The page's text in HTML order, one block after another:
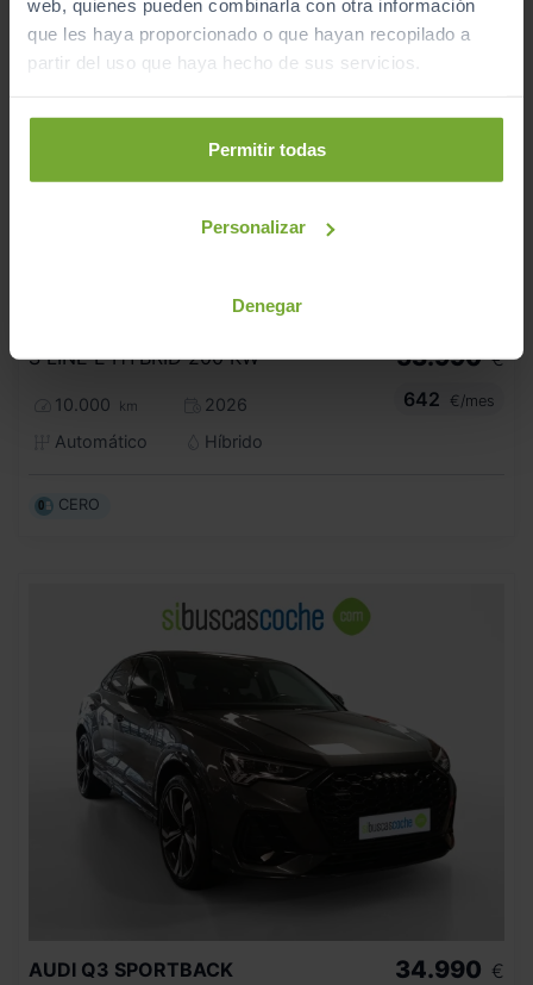
web, quienes pueden combinarla con otra información
que les haya proporcionado o que hayan recopilado a
partir del uso que haya hecho de sus servicios.
Permitir todas
Personalizar
Denegar
- 4.000
S LINE E HYBRID 200 KW
10.000 km
2026
Automático
Híbrido
53.990 €
642
€/mes
CERO
AUDI Q3 SPORTBACK
34.990 €